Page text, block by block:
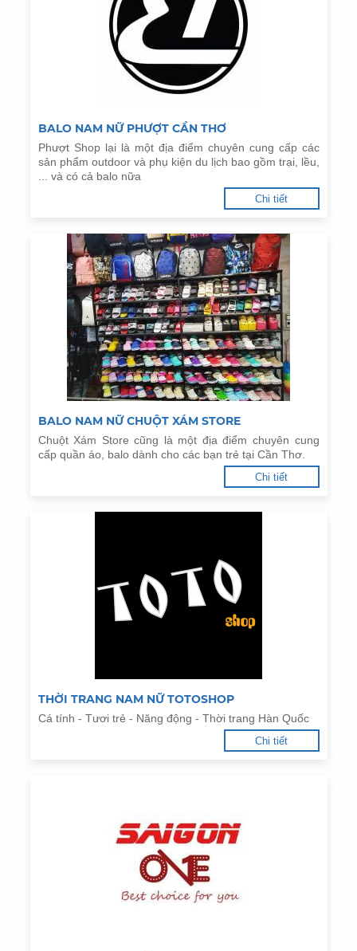
BALO NAM NỮ PHƯỢT CẦN THƠ
Phượt Shop lại là một địa điểm chuyên cung cấp các
sản phẩm outdoor và phụ kiện du lịch bao gồm trại, lều,
... và có cả balo nữa
Chi tiết
BALO NAM NỮ CHUỘT XÁM STORE
Chuột Xám Store cũng là một địa điểm chuyên cung
cấp quần áo, balo dành cho các bạn trẻ tại Cần Thơ.
Chi tiết
THỜI TRANG NAM NỮ TOTOSHOP
Cá tính - Tươi trẻ - Năng động - Thời trang Hàn Quốc
Chi tiết